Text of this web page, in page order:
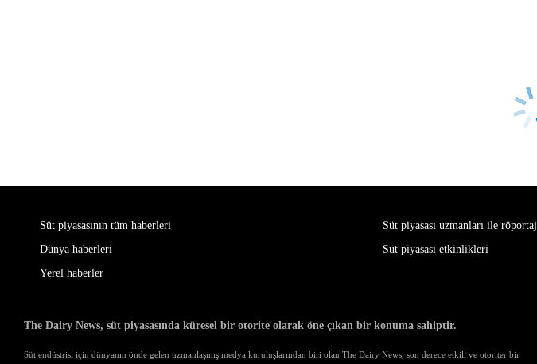
Süt piyasasının tüm haberleri
Dünya haberleri
Yerel haberler
Süt piyasası uzmanları ile röportaj
Süt piyasası etkinlikleri
The Dairy News, süt piyasasında küresel bir otorite olarak öne çıkan bir konuma sahiptir.
Süt endüstrisi için dünyanın önde gelen uzmanlaşmış medya kuruluşlarından biri olan The Dairy News, son derece etkili ve otoriter bir